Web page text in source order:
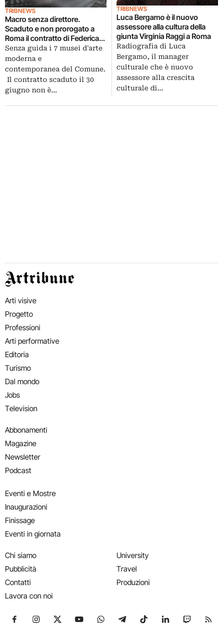
TRIBNEWS
Macro senza direttore.
Scaduto e non prorogato a
Roma il contratto di Federica
Pirani
Senza guida i 7 musei d'arte
moderna e
contemporanea del Comune.
Il contratto scaduto il 30
giugno non è…
TRIBNEWS
Luca Bergamo è il nuovo
assessore alla cultura della
giunta Virginia Raggi a Roma
Radiografia di Luca
Bergamo, il manager
culturale che è nuovo
assessore alla crescita
culturale di…
Artribune
Arti visive
Progetto
Professioni
Arti performative
Editoria
Turismo
Dal mondo
Jobs
Television
Abbonamenti
Magazine
Newsletter
Podcast
Eventi e Mostre
Inaugurazioni
Finissage
Eventi in giornata
Chi siamo
Pubblicità
Contatti
Lavora con noi
University
Travel
Produzioni
Seguici su Facebook
Seguici su Instagram
Seguici su X
Seguici su YouTube
Seguici su WhatsApp
Seguici su Telegram
Seguici su TikTok
Seguici su
Seguici